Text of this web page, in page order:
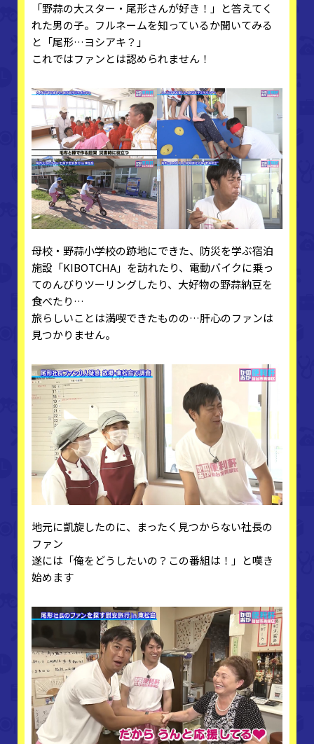
「野蒜の大スター・尾形さんが好き！」と答えてく
れた男の子。フルネームを知っているか聞いてみる
と「尾形…ヨシアキ？」
これではファンとは認められません！
母校・野蒜小学校の跡地にできた、防災を学ぶ宿泊
施設「KIBOTCHA」を訪れたり、電動バイクに乗っ
てのんびりツーリングしたり、大好物の野蒜納豆を
食べたり…
旅らしいことは満喫できたものの…肝心のファンは
見つかりません。
地元に凱旋したのに、まったく見つからない社長の
ファン
遂には「俺をどうしたいの？この番組は！」と嘆き
始めます